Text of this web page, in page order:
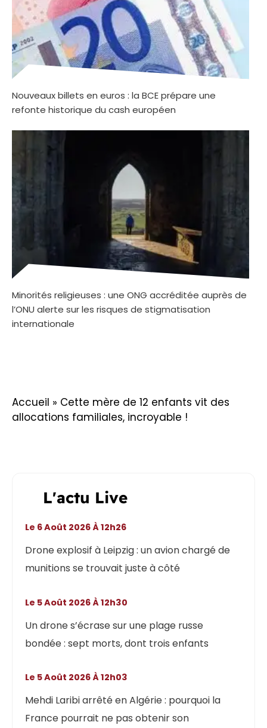
Nouveaux billets en euros : la BCE prépare une
refonte historique du cash européen
Minorités religieuses : une ONG accréditée auprès de
l’ONU alerte sur les risques de stigmatisation
internationale
Accueil » Cette mère de 12 enfants vit des
allocations familiales, incroyable !
L'actu Live
Drone explosif à Leipzig : un avion chargé de
munitions se trouvait juste à côté
Le 6 Août 2026 À 12h26
Un drone s’écrase sur une plage russe
bondée : sept morts, dont trois enfants
Le 5 Août 2026 À 12h30
Mehdi Laribi arrêté en Algérie : pourquoi la
France pourrait ne pas obtenir son
Le 5 Août 2026 À 12h03